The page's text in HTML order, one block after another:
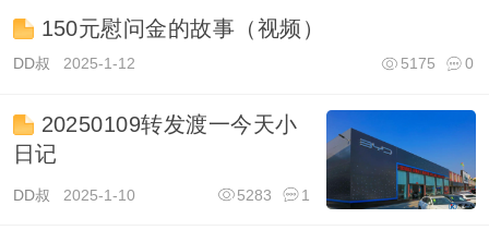
150元慰问金的故事（视频）
DD叔 2025-1-12 0
5175
20250109转发渡一今天小
日记
DD叔 2025-1-10 1
5283